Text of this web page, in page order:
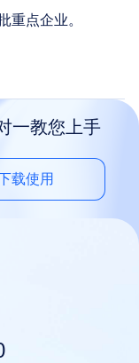
重点企业。
一教您上手
载使用